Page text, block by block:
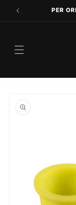
direttamentePER
informazioni
sul prodotto